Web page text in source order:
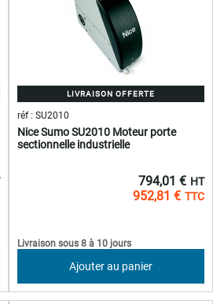
LIVRAISON OFFERTE
Nice Sumo SU2010 Moteur porte
sectionnelle industrielle
réf : SU2010
952,81 €
794,01 €
Livraison sous 8 à 10 jours
Ajouter au panier